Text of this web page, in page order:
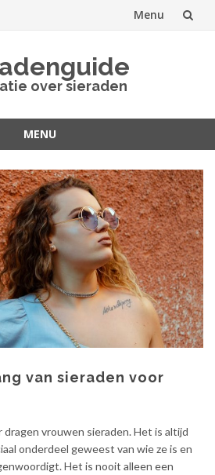
Menu
over sieraden
MENU
van sieraden voor
dragen vrouwen sieraden. Het is altijd
onderdeel geweest van wie ze is en
Het is nooit alleen een